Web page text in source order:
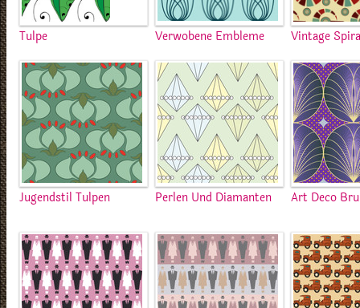
Tulpe Verwobene Embleme Vintage
Jugendstil Tulpen Perlen Und Diamanten Art Deco